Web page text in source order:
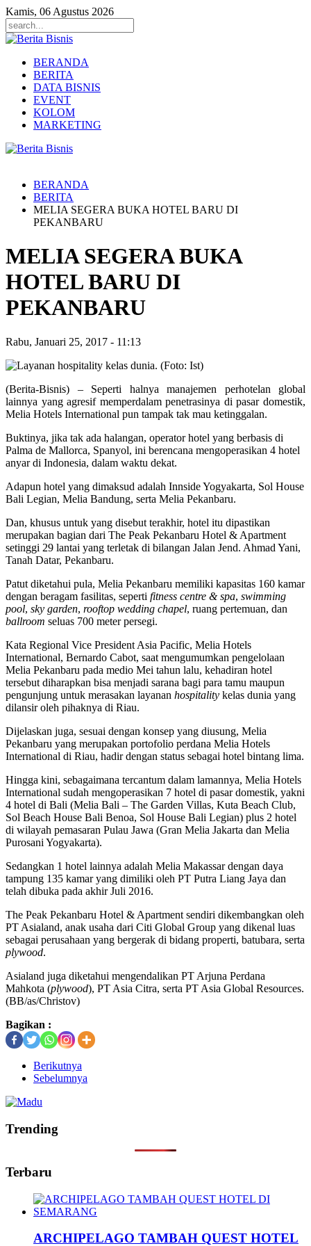
Kamis, 06 Agustus 2026
BERANDA
BERITA
DATA BISNIS
EVENT
KOLOM
MARKETING
BERANDA
BERITA
MELIA SEGERA BUKA HOTEL BARU DI
PEKANBARU
MELIA SEGERA BUKA
HOTEL BARU DI
PEKANBARU
Rabu, Januari 25, 2017 - 11:13
(Berita-Bisnis) – Seperti halnya manajemen perhotelan global
lainnya yang agresif memperdalam penetrasinya di pasar domestik,
Melia Hotels International pun tampak tak mau ketinggalan.
Buktinya, jika tak ada halangan, operator hotel yang berbasis di
Palma de Mallorca, Spanyol, ini berencana mengoperasikan 4 hotel
anyar di Indonesia, dalam waktu dekat.
Adapun hotel yang dimaksud adalah Innside Yogyakarta, Sol House
Bali Legian, Melia Bandung, serta Melia Pekanbaru.
Dan, khusus untuk yang disebut terakhir, hotel itu dipastikan
merupakan bagian dari The Peak Pekanbaru Hotel & Apartment
setinggi 29 lantai yang terletak di bilangan Jalan Jend. Ahmad Yani,
Tanah Datar, Pekanbaru.
Patut diketahui pula, Melia Pekanbaru memiliki kapasitas 160 kamar
dengan beragam fasilitas, seperti fitness centre & spa, swimming
pool, sky garden, rooftop wedding chapel, ruang pertemuan, dan
ballroom seluas 700 meter persegi.
Kata Regional Vice President Asia Pacific, Melia Hotels
International, Bernardo Cabot, saat mengumumkan pengelolaan
Melia Pekanbaru pada medio Mei tahun lalu, kehadiran hotel
tersebut diharapkan bisa menjadi sarana bagi para tamu maupun
pengunjung untuk merasakan layanan hospitality kelas dunia yang
dilansir oleh pihaknya di Riau.
Dijelaskan juga, sesuai dengan konsep yang diusung, Melia
Pekanbaru yang merupakan portofolio perdana Melia Hotels
International di Riau, hadir dengan status sebagai hotel bintang lima.
Hingga kini, sebagaimana tercantum dalam lamannya, Melia Hotels
International sudah mengoperasikan 7 hotel di pasar domestik, yakni
4 hotel di Bali (Melia Bali – The Garden Villas, Kuta Beach Club,
Sol Beach House Bali Benoa, Sol House Bali Legian) plus 2 hotel
di wilayah pemasaran Pulau Jawa (Gran Melia Jakarta dan Melia
Purosani Yogyakarta).
Sedangkan 1 hotel lainnya adalah Melia Makassar dengan daya
tampung 135 kamar yang dimiliki oleh PT Putra Liang Jaya dan
telah dibuka pada akhir Juli 2016.
The Peak Pekanbaru Hotel & Apartment sendiri dikembangkan oleh
PT Asialand, anak usaha dari Citi Global Group yang dikenal luas
sebagai perusahaan yang bergerak di bidang properti, batubara, serta
plywood.
Asialand juga diketahui mengendalikan PT Arjuna Perdana
Mahkota (plywood), PT Asia Citra, serta PT Asia Global Resources.
(BB/as/Christov)
Bagikan :
Berikutnya
Sebelumnya
Trending
Terbaru
ARCHIPELAGO TAMBAH QUEST HOTEL